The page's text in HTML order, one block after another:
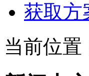
获取方
当前位置